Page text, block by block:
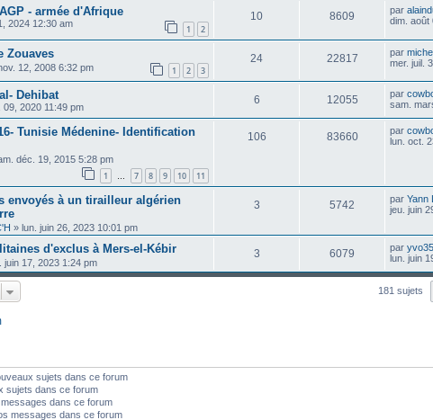
- armée d'Afrique
2024 12:30 am 1 2
10 8609 par
dim. août
Zouaves
12, 2008 6:32 pm 1 2 3
24 22817 par
mer. juil.
Dehibat
09, 2020 11:49 pm
6 12055 par
sam.
Tunisie Médenine- Identification
déc. 19, 2015 5:28 pm
1 … 7 8 9 10 11
106 83660 par
lun. oct.
envoyés à un tirailleur algérien
» lun. juin 26, 2023 10:01 pm
3 5742 par Yann
jeu. juin
d'exclus à Mers-el-Kébir
juin 17, 2023 1:24 pm
3 6079 par yvo35
lun. juin
181 sujets
sujets dans ce forum
sujets dans ce forum
dans ce forum
messages dans ce forum